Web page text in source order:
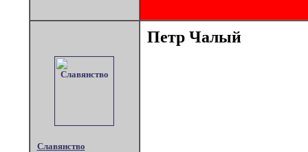
Славянство
Петр Чалый